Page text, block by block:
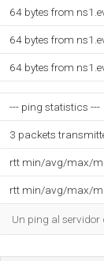
64 bytes from
64 bytes from
64 bytes from
--- ping statistics ---
3 packets
rtt min/avg/max/
rtt min/avg/max/
Un ping al servidor